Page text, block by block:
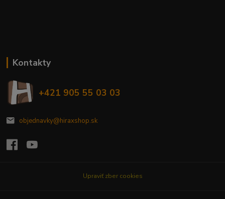
Kontakty
+421 905 55 03 03
objednavky@hiraxshop.sk
Upraviť zber cookies